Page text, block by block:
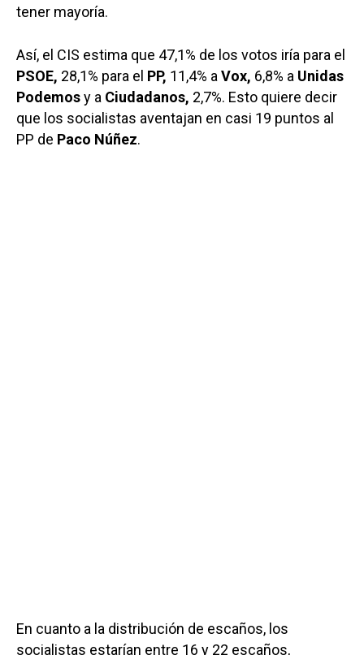
tener mayoría.
Así, el CIS estima que 47,1% de los votos iría para el
PSOE, 28,1% para el PP, 11,4% a Vox, 6,8% a Unidas
Podemosy a Ciudadanos, 2,7%. Esto quiere decir
que los socialistas aventajan en casi 19 puntos al
PP de Paco Núñez.
En cuanto a la distribución de escaños, los
socialistas estarían entre 16 y 22 escaños,